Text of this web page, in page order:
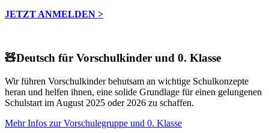
JETZT ANMELDEN >
🧸Deutsch für Vorschulkinder und 0. Klasse
Wir führen Vorschulkinder behutsam an wichtige Schulkonzepte
heran und helfen ihnen, eine solide Grundlage für einen gelungenen
Schulstart im August 2025 oder 2026 zu schaffen.
Mehr Infos zur Vorschulegruppe und 0. Klasse